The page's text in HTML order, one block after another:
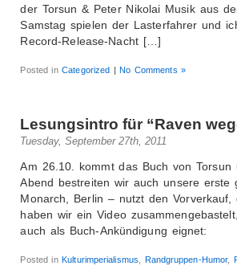
der Torsun & Peter Nikolai Musik aus
Samstag spielen der Lasterfahrer und
Record-Release-Nacht […]
Posted inCategorized | No Comments »
Lesungsintro für “Raven
Tuesday, September 27th, 2011
Am 26.10. kommt das Buch von
Abend bestreiten wir auch unsere erste
Monarch, Berlin – nutzt den
haben wir ein Video
auch als Buch-Ankündigung eignet:
Posted inKulturimperialismus Randgruppen-Humor,